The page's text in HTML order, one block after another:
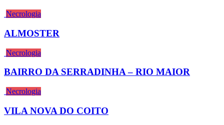
Necrologia
ALMOSTER
Necrologia
BAIRRO DA SERRADINHA – RIO MAIOR
Necrologia
VILA NOVA DO COITO